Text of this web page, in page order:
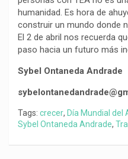
humanidad. Es hora de
construir un mundo donde
El 2 de abril nos recuerda
paso hacia un futuro más
Sybel Ontaneda Andrade
Tags: crecer, Día Mundial del
Sybel Ontaneda Andrade,